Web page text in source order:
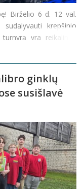
Birželio 6 d. 12 val.
krepšinio
yra reikalinga
galėsite rasti šioje
ginklų
susišlavė